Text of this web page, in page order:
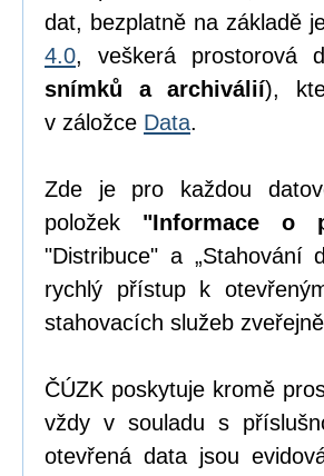
dat, bezplatně na základě
4.0, veškerá prostorová
snímků a archiválií),
v záložce Data.
Zde je pro každou
položek "Informace o
"Distribuce" a „Stahování
rychlý přístup k
stahovacích služeb
ČÚZK poskytuje kromě
vždy v souladu s
otevřená data jsou